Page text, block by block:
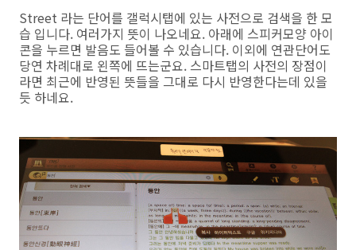
Street 라는 단어를 갤럭시탭에 있는 사전으로 검색을 한 모
습 입니다. 여러가지 뜻이 나오네요. 아래에 스피커모양 아이
콘을 누르면 발음도 들어볼 수 있습니다. 이외에 연관단어도
당연 차례대로 왼쪽에 뜨는군요. 스마트탭의 사전의 장점이
라면 최근에 반영된 뜻들을 그대로 다시 반영한다는데 있을
듯 하네요.